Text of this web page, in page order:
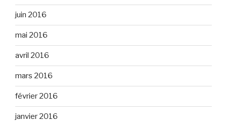
juin 2016
mai 2016
avril 2016
mars 2016
février 2016
janvier 2016